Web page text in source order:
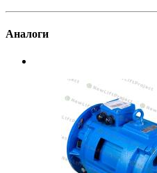
Аналоги